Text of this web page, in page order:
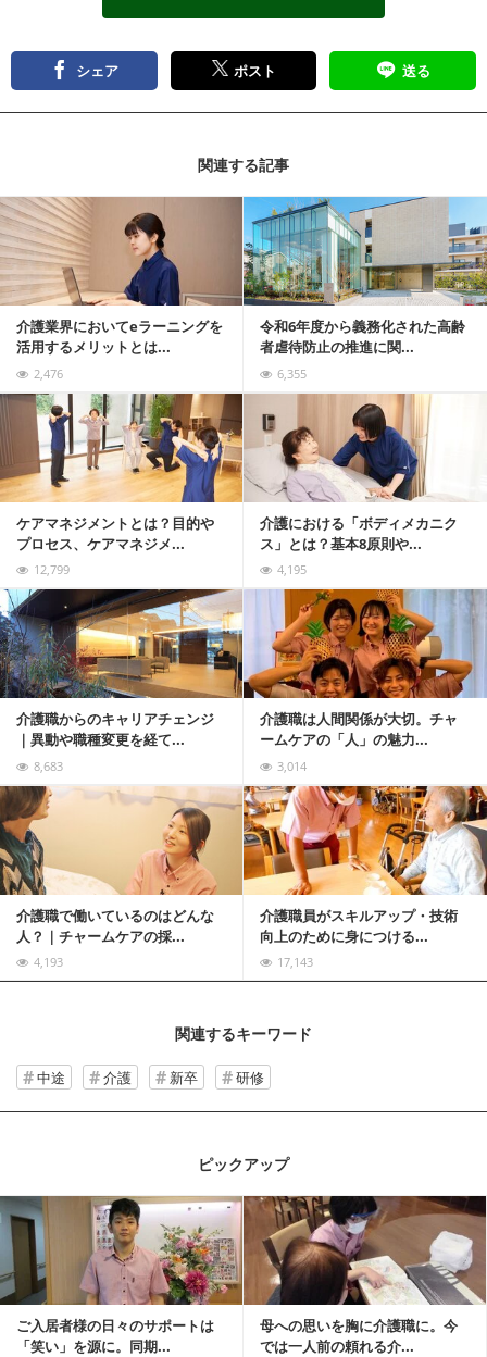
シェア ポスト 送る
関連する記事
介護業界においてeラーニングを
活用するメリットとは...
2,476
令和6年度から義務化された高齢
者虐待防止の推進に関...
6,355
ケアマネジメントとは？目的や
プロセス、ケアマネジメ...
12,799
介護における「ボディメカニク
ス」とは？基本8原則や...
4,195
記事を読む
介護職からのキャリアチェンジ
｜異動や職種変更を経て...
8,683
介護職は人間関係が大切。チャ
ームケアの「人」の魅力...
3,014
記事を読む
介護職で働いているのはどんな
人？｜チャームケアの採...
4,193
介護職員がスキルアップ・技術
向上のために身につける...
17,143
記事を読む
関連するキーワード
中途 介護 新卒 研修
ピックアップ
ご入居者様の日々のサポートは
「笑い」を源に。同期...
母への思いを胸に介護職に。今
では一人前の頼れる介...
記事を読む